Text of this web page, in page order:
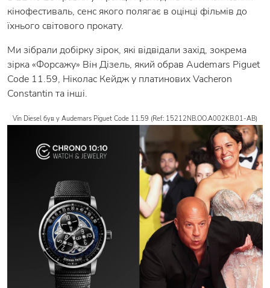
кінофестиваль, сенс якого полягає в оцінці фільмів до
їхнього світового прокату.
Ми зібрали добірку зірок, які відвідали захід, зокрема
зірка «Форсажу» Він Дізель, який обрав Audemars Piguet
Code 11.59, Ніколас Кейдж у платинових Vacheron
Constantin та інші.
Vin Diesel був у Audemars Piguet Code 11.59 (Ref: 15212NB.OO.A002KB.01-AB)